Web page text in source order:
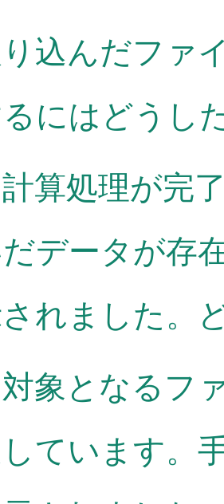
込んだファ
にはどうし
計算処理が完
データが存
れました。
対象となるフ
ています。